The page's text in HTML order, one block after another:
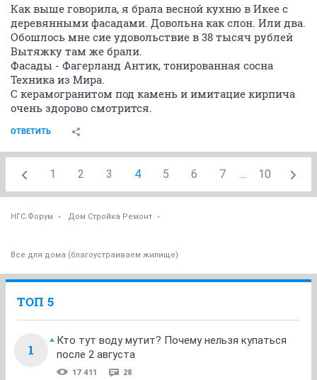
Как выше говорила, я брала весной кухню в Икее с
деревянными фасадами. Довольна как слон. Или два.
Обошлось мне сие удовольствие в 38 тысяч рублей
Вытяжку там же брали.
Фасады - Фагерланд Антик, тонированная сосна
Техника из Мира.
С керамогранитом под камень и имитацие кирпича
очень здорово смотрится.
ОТВЕТИТЬ
1 2 3 4 5 6 7 ... 10
НГС.Форум Дом Стройка Ремонт
Все для дома (благоустраиваем жилище)
ТОП 5
1
Кто тут воду мутит? Почему нельзя купаться
после 2 августа
17 411 28